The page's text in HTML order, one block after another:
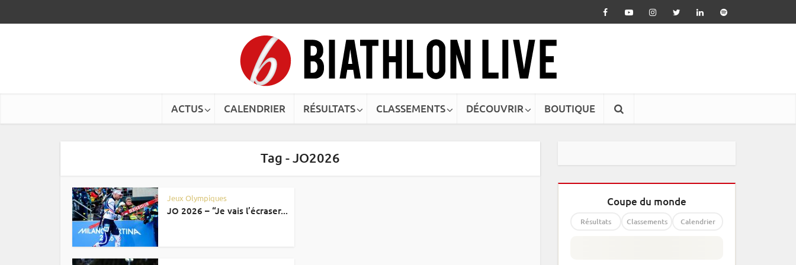
ACTUS CALENDRIER RÉSULTATS CLASSEMENTS DÉCOUVRIR BOUTIQUE
Tag - JO2026
Jeux Olympiques
JO 2026 – “Je vais l’écraser...
Coupe du monde
Résultats Classements Calendrier